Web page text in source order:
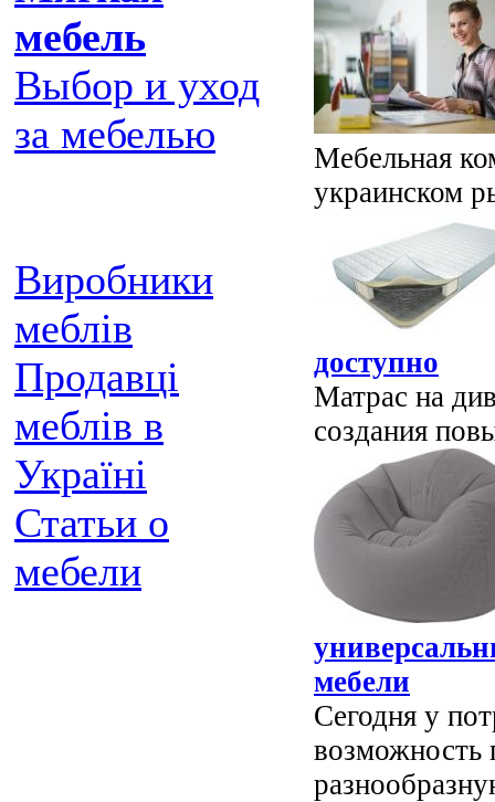
мебель
Выбор и уход
за мебелью
Виробники
меблів
Продавці
меблів в
Україні
Статьи о
мебели
Мебельная
украинском
доступно
Матрас на
создания
мебели
Сегодня у
возможность